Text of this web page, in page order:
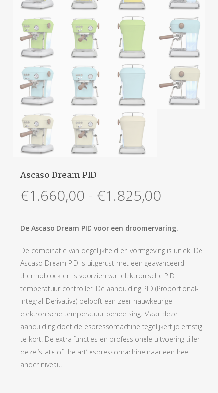
Ascaso Dream PID
€1.660,00 - €1.825,00
tot
De Ascaso Dream PID voor een droomervaring.
De combinatie van degelijkheid en vormgeving is uniek. De
Ascaso Dream PID is uitgerust met een geavanceerd
thermoblock en is voorzien van elektronische PID
temperatuur controller. De aanduiding PID (Proportional-
Integral-Derivative) belooft een zeer nauwkeurige
elektronische temperatuur beheersing. Maar deze
aanduiding doet de espressomachine tegelijkertijd ernstig
te kort. De extra functies en professionele uitvoering tillen
deze ‘state of the art’ espressomachine naar een heel
ander niveau.